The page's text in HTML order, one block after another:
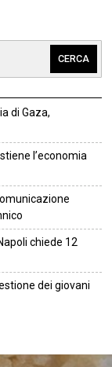
CERCA
di Gaza,
l’economia
chiede 12
dei giovani